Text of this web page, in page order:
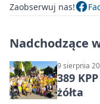
Zaobserwuj nas!
Nadchodzące
9 sierpnia
389
żółta